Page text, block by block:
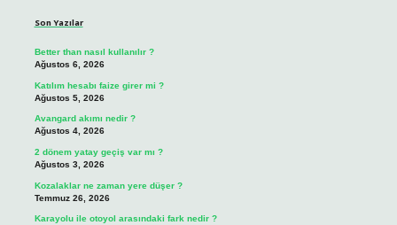
Son Yazılar
Better than nasıl kullanılır ?
Ağustos 6, 2026
Katılım hesabı faize girer mi ?
Ağustos 5, 2026
Avangard akımı nedir ?
Ağustos 4, 2026
2 dönem yatay geçiş var mı ?
Ağustos 3, 2026
Kozalaklar ne zaman yere düşer ?
Temmuz 26, 2026
Karayolu ile otoyol arasındaki fark nedir ?